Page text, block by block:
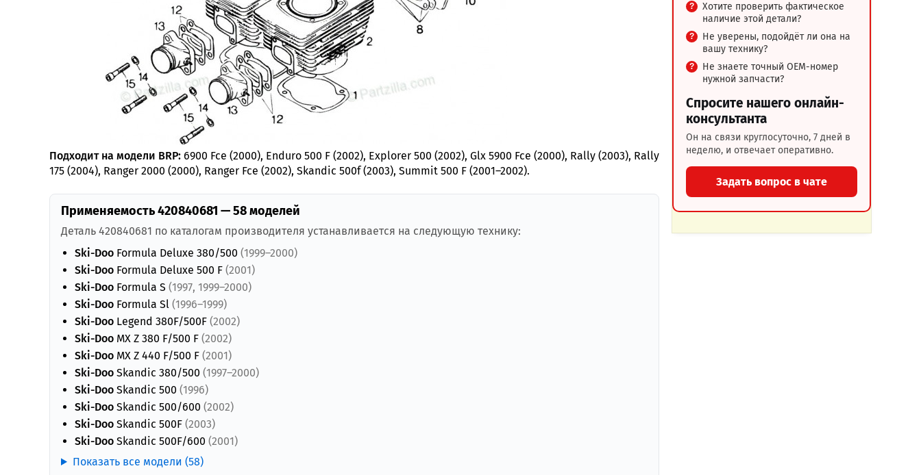
Хотите проверить фактическое
наличие этой детали?
Не уверены, подойдёт ли она на
вашу технику?
Не знаете точный OEM-номер
нужной запчасти?
Спросите нашего онлайн-
консультанта
Он на связи круглосуточно, 7 дней в
неделю, и отвечает оперативно.
Задать вопрос в чате
Подходит на модели BRP: 6900 Fce (2000), Enduro 500 F (2002), Explorer 500 (2002), Glx 5900 Fce (2000), Rally (2003), Rally
175 (2004), Ranger 2000 (2000), Ranger Fce (2002), Skandic 500f (2003), Summit 500 F (2001–2002).
Применяемость 420840681 — 58 моделей
Деталь 420840681 по каталогам производителя устанавливается на следующую технику:
Ski-Doo Formula Deluxe 380/500 (1999–2000)
Ski-Doo Formula Deluxe 500 F (2001)
Ski-Doo Formula S (1997, 1999–2000)
Ski-Doo Formula Sl (1996–1999)
Ski-Doo Legend 380F/500F (2002)
Ski-Doo MX Z 380 F/500 F (2002)
Ski-Doo MX Z 440 F/500 F (2001)
Ski-Doo Skandic 380/500 (1997–2000)
Ski-Doo Skandic 500 (1996)
Ski-Doo Skandic 500/600 (2002)
Ski-Doo Skandic 500F (2003)
Ski-Doo Skandic 500F/600 (2001)
Показать все модели (58)